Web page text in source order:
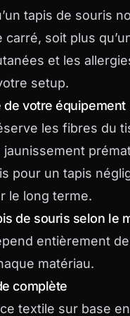
tapis de souris
soit plus
et les
setup.
de votre équipement
les fibres du
pour un tapis
le long terme.
de souris selon le
entièrement
matériau.
complète
textile sur base